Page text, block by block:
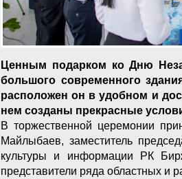
Ценным подарком ко Дню
большого современного
расположен он в удобном и
нем созданы прекрасные
В торжественной церемонии
Майлыбаев, заместитель
культуры и информации РК
представители ряда областных и